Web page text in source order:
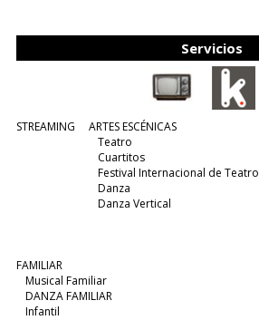
Servicios
STREAMING
ARTES ESCÉNICAS
Teatro
Cuartitos
Festival Internacional de Teatro
Danza
Danza Vertical
FAMILIAR
Musical Familiar
DANZA FAMILIAR
Infantil